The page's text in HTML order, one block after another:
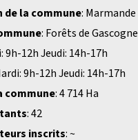
la commune: Marmande
: Forêts de Gascogne
9h-12h Jeudi: 14h-17h
9h-12h Jeudi: 14h-17h
commune: 4 714 Ha
: 42
inscrits: ~